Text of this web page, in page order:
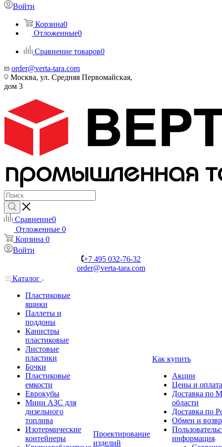
Войти
Корзина0
Отложенные0
Сравнение товаров0
order@verta-tara.com
Москва, ул. Средняя Первомайская,
дом 3
Сравнение0
Отложенные 0
Корзина 0
Войти
+7 495 032-76-32
order@verta-tara.com
Каталог
Пластиковые
ящики
Паллеты и
поддоны
Канистры
пластиковые
Листовые
пластики
Бочки
Пластиковые
емкости
Еврокубы
Мини АЗС для
дизельного
топлива
Изотермические
контейнеры
Проектирование
изделий
Как купить
Акции
Цены и оплата
Доставка по
области
Доставка по
Обмен и
информация